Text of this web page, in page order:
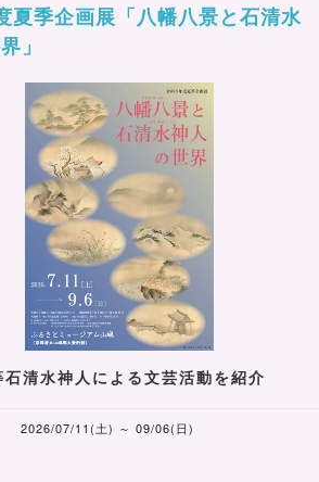
夏季企画展「八幡八景と石清水
」
石清水神人による文芸活動を紹介
2026/07/11(土) ～ 09/06(日)